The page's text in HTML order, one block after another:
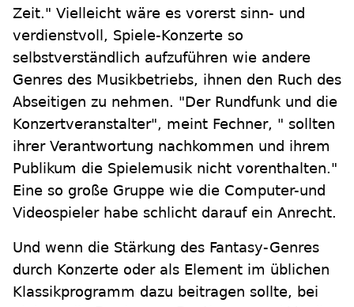
Zeit." Vielleicht wäre es vorerst sinn- und
verdienstvoll, Spiele-Konzerte so
selbstverständlich aufzuführen wie andere
Genres des Musikbetriebs, ihnen den Ruch des
Abseitigen zu nehmen. "Der Rundfunk und die
Konzertveranstalter", meint Fechner, " sollten
ihrer Verantwortung nachkommen und ihrem
Publikum die Spielemusik nicht vorenthalten."
Eine so große Gruppe wie die Computer-und
Videospieler habe schlicht darauf ein Anrecht.
Und wenn die Stärkung des Fantasy-Genres
durch Konzerte oder als Element im üblichen
Klassikprogramm dazu beitragen sollte, bei